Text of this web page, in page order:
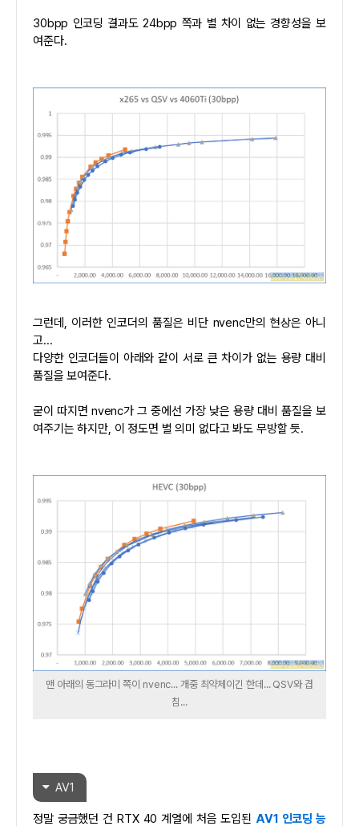
30bpp 인코딩 결과도 24bpp 쪽과 별 차이 없는 경향성을 보
여준다.
그런데, 이러한 인코더의 품질은 비단 nvenc만의 현상은 아니
고...
다양한 인코더들이 아래와 같이 서로 큰 차이가 없는 용량 대비
품질을 보여준다.
굳이 따지면 nvenc가 그 중에선 가장 낮은 용량 대비 품질을 보
여주기는 하지만, 이 정도면 별 의미 없다고 봐도 무방할 듯.
맨 아래의 동그라미 쪽이 nvenc... 개중 최약체이긴 한데... QSV와 겹
침...
AV1
정말 궁금했던 건 RTX 40 계열에 처음 도입된 AV1 인코딩 능